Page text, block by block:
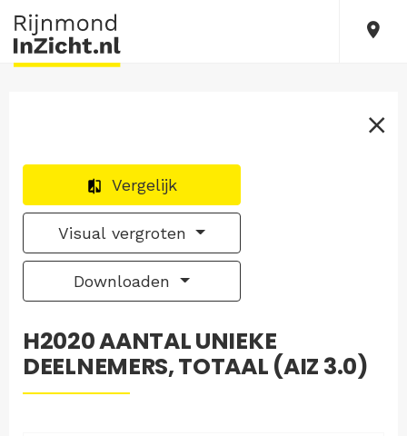
Vergelijk
Visual vergroten
Downloaden
H2020 AANTAL UNIEKE
DEELNEMERS, TOTAAL (AIZ 3.0)